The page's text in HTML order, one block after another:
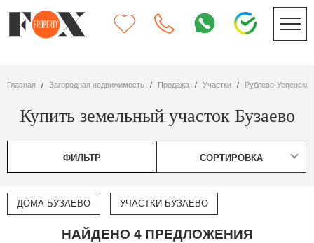
Главная Загородная недвижимость Продажа участки Рублево-
Купить земельный участок Бузаево
ФИЛЬТР СОРТИРОВКА
ДОМА БУЗАЕВО УЧАСТКИ БУЗАЕВО
НАЙДЕНО 4 ПРЕДЛОЖЕНИЯ